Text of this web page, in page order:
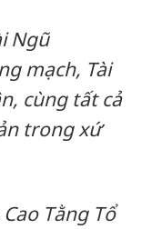
Ngũ
mạch, Tài
cùng tất cả
trong xứ
Tằng Tổ